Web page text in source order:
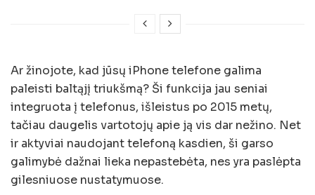
Ar žinojote, kad jūsų iPhone telefone galima
paleisti baltąjį triukšmą? Ši funkcija jau seniai
integruota į telefonus, išleistus po 2015 metų,
tačiau daugelis vartotojų apie ją vis dar nežino. Net
ir aktyviai naudojant telefoną kasdien, ši garso
galimybė dažnai lieka nepastebėta, nes yra paslėpta
gilesniuose nustatymuose.